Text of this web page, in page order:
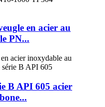
en acier au
PN...
B API 605 acier